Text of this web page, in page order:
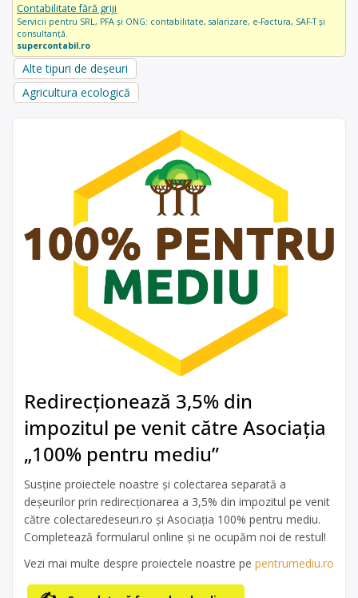
Contabilitate fără griji
Servicii pentru SRL, PFA și ONG: contabilitate, salarizare, e-Factura, SAF-T și
consultanță.
supercontabil.ro
Alte tipuri de deșeuri
Agricultura ecologică
Redirecționează 3,5% din
impozitul pe venit către Asociația
„100% pentru mediu”
Susține proiectele noastre și colectarea separată a
deșeurilor prin redirecționarea a 3,5% din impozitul pe venit
către colectaredeseuri.ro și Asociația 100% pentru mediu.
Completează formularul online și ne ocupăm noi de restul!
Vezi mai multe despre proiectele noastre pe pentrumediu.ro